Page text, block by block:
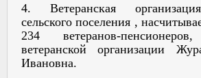
4. Ветеранская
сельского поселения ,
234 ветеранов-
ветеранской организации
Ивановна.